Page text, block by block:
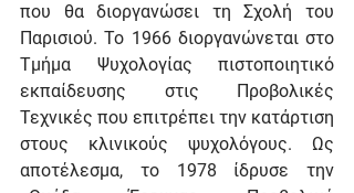
που θα διοργανώσει τη Σχολή του
Παρισιού. Το 1966 διοργανώνεται στο
Τμήμα Ψυχολογίας πιστοποιητικό
εκπαίδευσης στις Προβολικές
Τεχνικές που επιτρέπει την κατάρτιση
στους κλινικούς ψυχολόγους. Ως
αποτέλεσμα, το 1978 ίδρυσε την